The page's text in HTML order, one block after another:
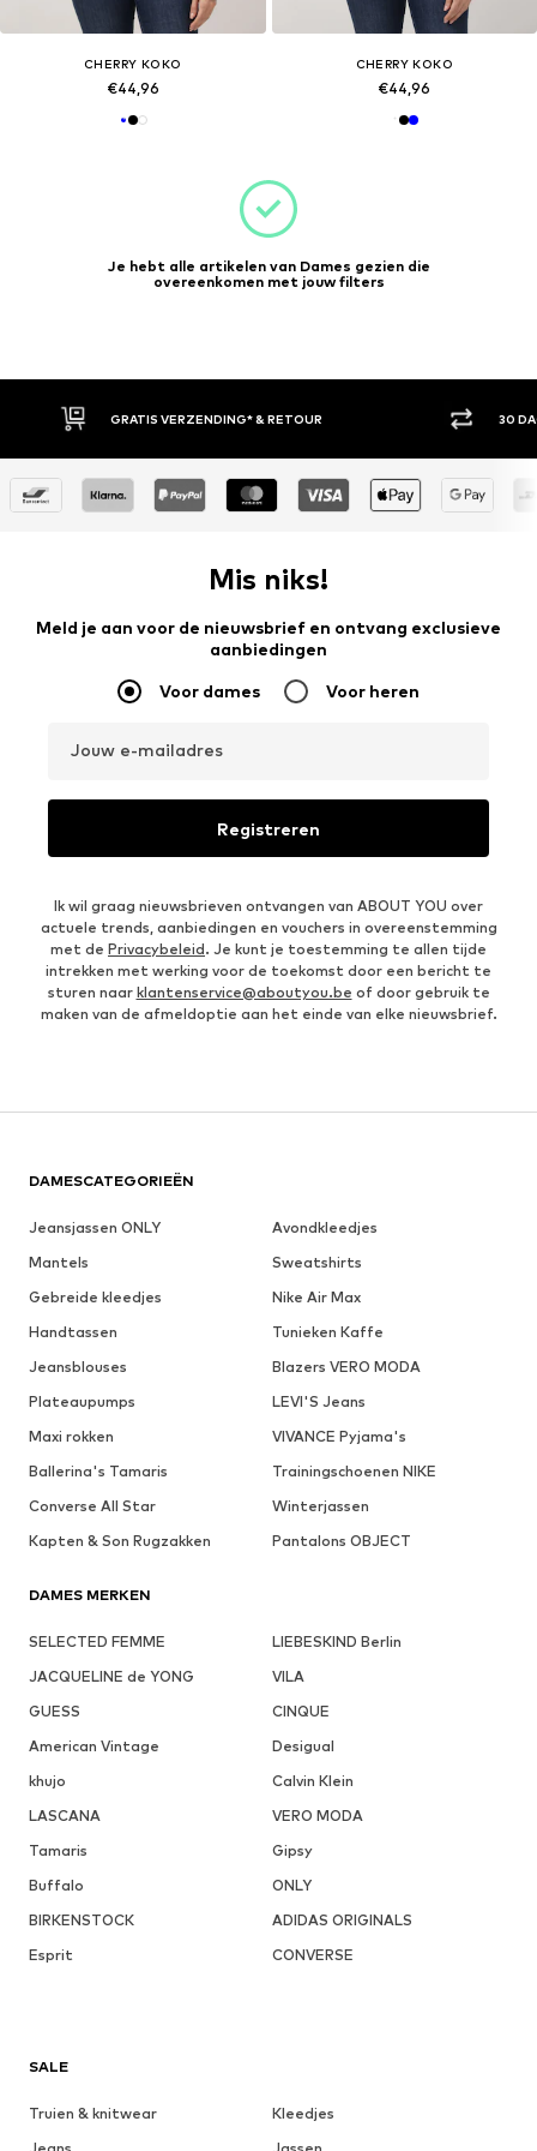
CHERRY KOKO
€44,96
CHERRY KOKO
€44,96
Je hebt alle artikelen van Dames gezien die
overeenkomen met jouw filters
30 DAGEN BEDENKTIJD
Mis niks!
Meld je aan voor de nieuwsbrief en ontvang exclusieve
aanbiedingen
Voor dames Voor heren
Jouw e-mailadres
Registreren
Ik wil graag nieuwsbrieven ontvangen van ABOUT YOU over
actuele trends, aanbiedingen en vouchers in overeenstemming
met de Privacybeleid. Je kunt je toestemming te allen tijde
intrekken met werking voor de toekomst door een bericht te
sturen naar klantenservice@aboutyou.be of door gebruik te
maken van de afmeldoptie aan het einde van elke nieuwsbrief.
DAMESCATEGORIEËN
Jeansjassen ONLY
Avondkleedjes
Mantels
Sweatshirts
Gebreide kleedjes
Nike Air Max
Handtassen
Tunieken Kaffe
Jeansblouses
Blazers VERO MODA
Plateaupumps
LEVI'S Jeans
Maxi rokken
VIVANCE Pyjama's
Ballerina's Tamaris
Trainingschoenen NIKE
Converse All Star
Winterjassen
Kapten & Son Rugzakken
Pantalons OBJECT
DAMES MERKEN
SELECTED FEMME
LIEBESKIND Berlin
JACQUELINE de YONG
VILA
GUESS
CINQUE
American Vintage
Desigual
khujo
Calvin Klein
LASCANA
VERO MODA
Tamaris
Gipsy
Buffalo
ONLY
BIRKENSTOCK
ADIDAS ORIGINALS
Esprit
CONVERSE
SALE
Truien & knitwear
Kleedjes